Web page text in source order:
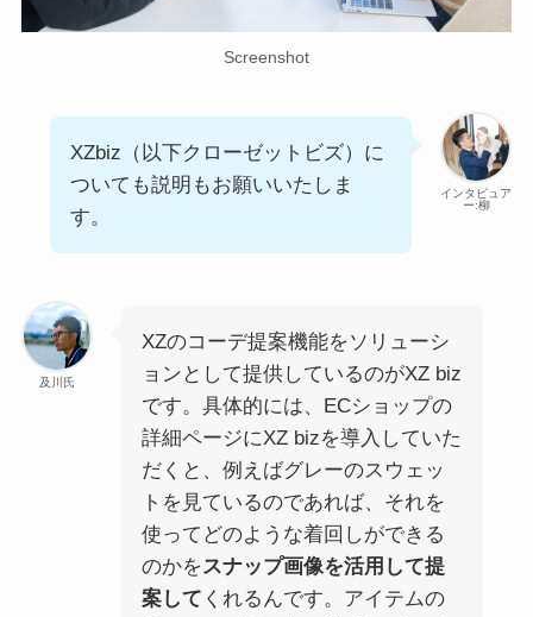
Screenshot
インタビュア
ー:柳
XZbiz（以下クローゼットビズ）に
ついても説明もお願いいたしま
す。
及川氏
XZのコーデ提案機能をソリューシ
ョンとして提供しているのがXZ biz
です。具体的には、ECショップの
詳細ページにXZ bizを導入していた
だくと、例えばグレーのスウェッ
トを見ているのであれば、それを
使ってどのような着回しができる
のかをスナップ画像を活用して提
案して くれるんです。アイテムの